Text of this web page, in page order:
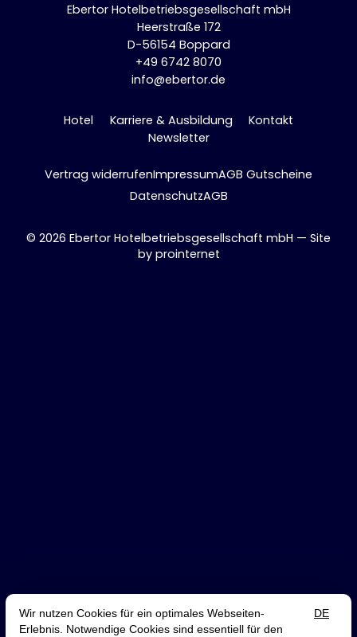
Ebertor Hotelbetriebsgesellschaft mbH
Heerstraße 172
D-56154 Boppard
+49 6742 8070
info@ebertor.de
Hotel Karriere & Ausbildung
Kontakt
Newsletter
Vertrag widerrufenImpressumAGB Gutscheine
DatenschutzAGB
© 2026 Ebertor Hotelbetriebsgesellschaft mbH — Site
by prointernet